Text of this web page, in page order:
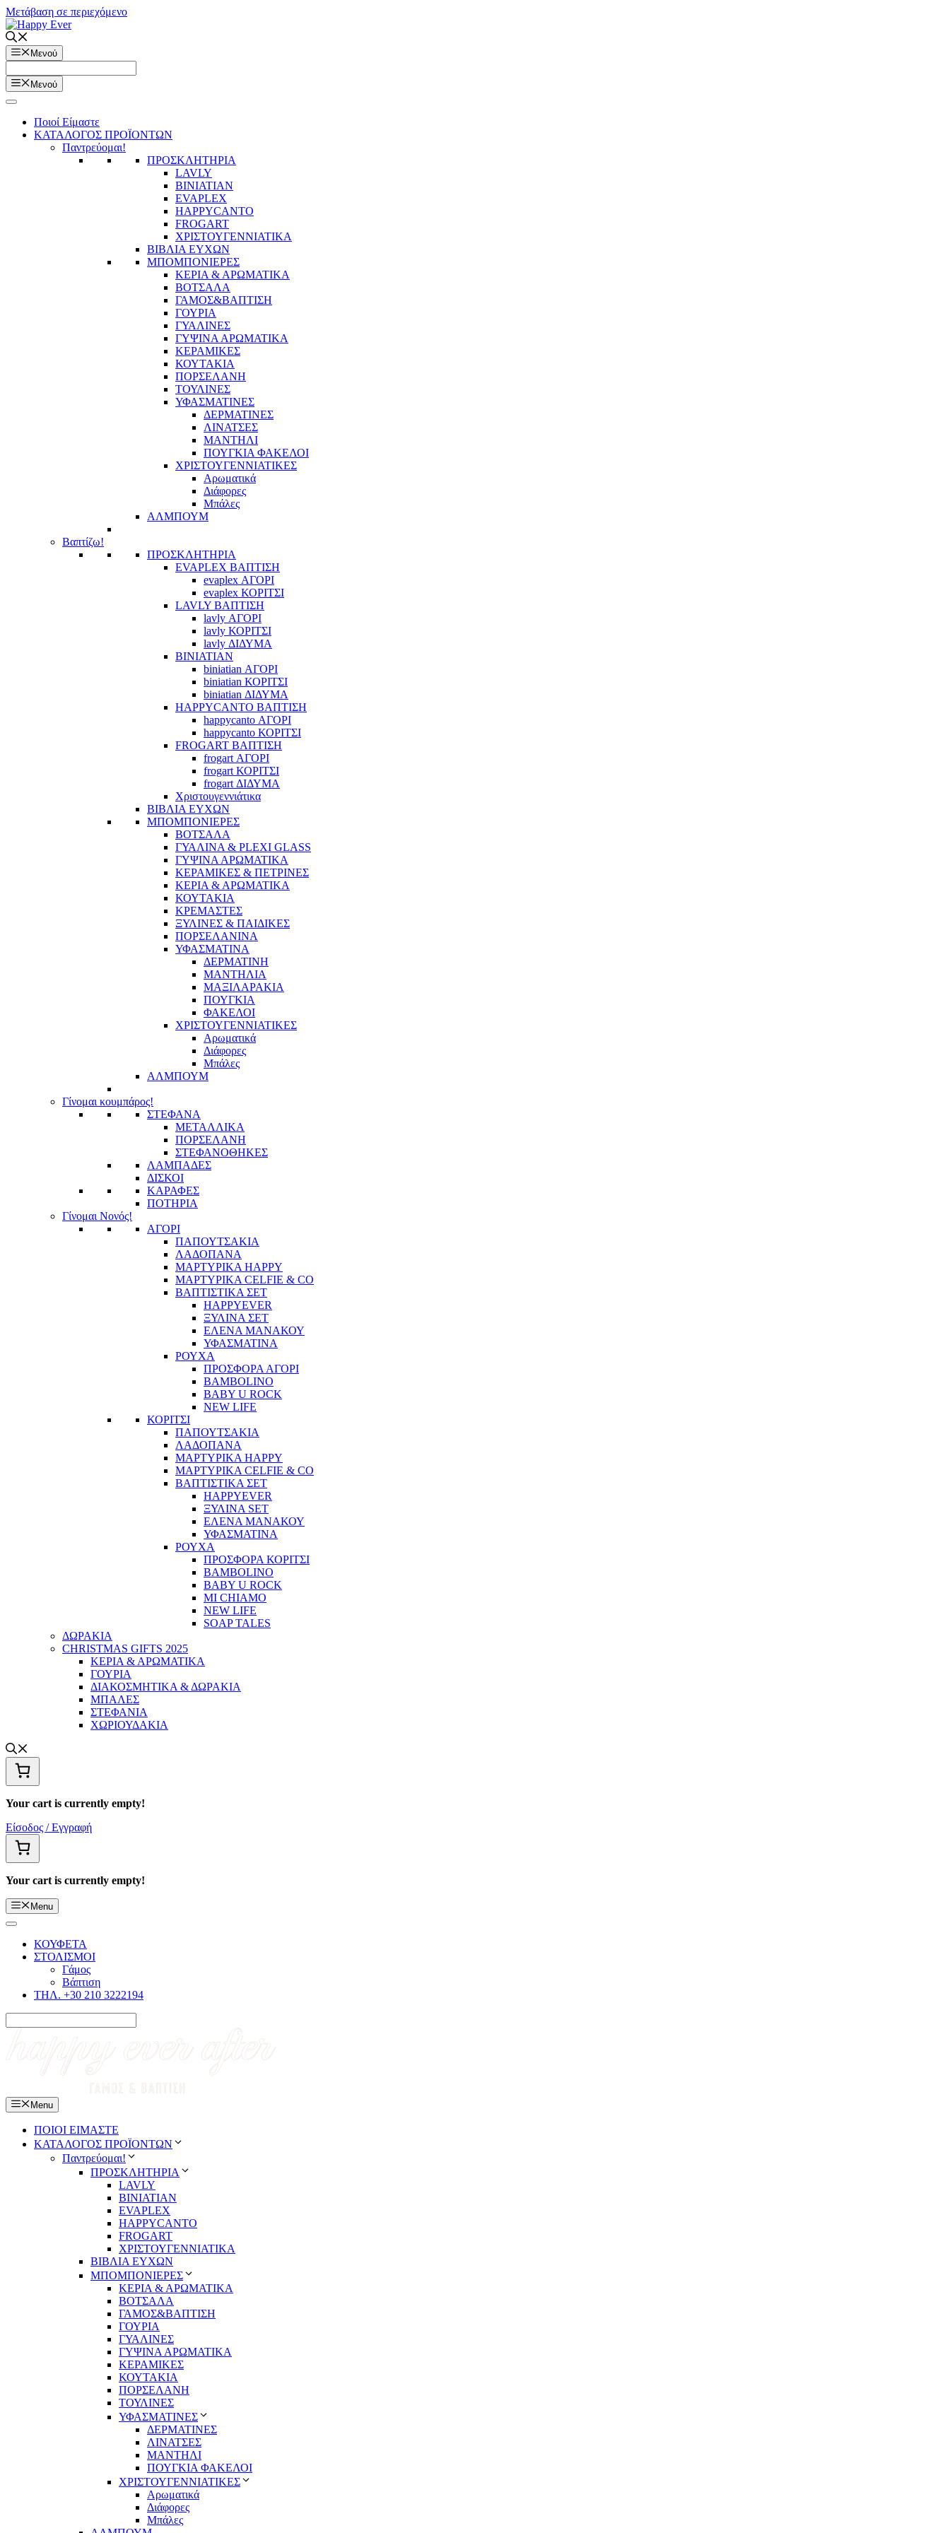
Μετάβαση σε περιεχόμενο
Μενού
Μενού
Ποιοί Είμαστε
ΚΑΤΑΛΟΓΟΣ ΠΡΟΪΟΝΤΩΝ
Παντρεύομαι!
ΠΡΟΣΚΛΗΤΗΡΙΑ
LAVLY
BINIATIAN
EVAPLEX
HAPPYCANTO
FROGART
ΧΡΙΣΤΟΥΓΕΝΝΙΑΤΙΚΑ
ΒΙΒΛΙΑ ΕΥΧΩΝ
ΜΠΟΜΠΟΝΙΕΡΕΣ
ΚΕΡΙΑ & ΑΡΩΜΑΤΙΚΑ
ΒΟΤΣΑΛΑ
ΓΑΜΟΣ&ΒΑΠΤΙΣΗ
ΓΟΥΡΙΑ
ΓΥΑΛΙΝΕΣ
ΓΥΨΙΝΑ ΑΡΩΜΑΤΙΚΑ
ΚΕΡΑΜΙΚΕΣ
ΚΟΥΤΑΚΙΑ
ΠΟΡΣΕΛΑΝΗ
ΤΟΥΛΙΝΕΣ
ΥΦΑΣΜΑΤΙΝΕΣ
ΔΕΡΜΑΤΙΝΕΣ
ΛΙΝΑΤΣΕΣ
ΜΑΝΤΗΛΙ
ΠΟΥΓΚΙΑ ΦΑΚΕΛΟΙ
ΧΡΙΣΤΟΥΓΕΝΝΙΑΤΙΚΕΣ
Αρωματικά
Διάφορες
Μπάλες
ΑΛΜΠΟΥΜ
Βαπτίζω!
ΠΡΟΣΚΛΗΤΗΡΙΑ
EVAPLEX ΒΑΠΤΙΣΗ
evaplex ΑΓΟΡΙ
evaplex ΚΟΡΙΤΣΙ
LAVLY ΒΑΠΤΙΣΗ
lavly ΑΓΟΡΙ
lavly ΚΟΡΙΤΣΙ
lavly ΔΙΔΥΜΑ
BINIATIAN
biniatian ΑΓΟΡΙ
biniatian ΚΟΡΙΤΣΙ
biniatian ΔΙΔΥΜΑ
HAPPYCANTO ΒΑΠΤΙΣΗ
happycanto ΑΓΟΡΙ
happycanto ΚΟΡΙΤΣΙ
FROGART ΒΑΠΤΙΣΗ
frogart ΑΓΟΡΙ
frogart ΚΟΡΙΤΣΙ
frogart ΔΙΔΥΜΑ
Χριστουγεννιάτικα
ΒΙΒΛΙΑ ΕΥΧΩΝ
ΜΠΟΜΠΟΝΙΕΡΕΣ
ΒΟΤΣΑΛΑ
ΓΥΑΛΙΝΑ & PLEXI GLASS
ΓΥΨΙΝΑ ΑΡΩΜΑΤΙΚΑ
ΚΕΡΑΜΙΚΕΣ & ΠΕΤΡΙΝΕΣ
ΚΕΡΙΑ & ΑΡΩΜΑΤΙΚΑ
ΚΟΥΤΑΚΙΑ
ΚΡΕΜΑΣΤΕΣ
ΞΥΛΙΝΕΣ & ΠΑΙΔΙΚΕΣ
ΠΟΡΣΕΛΑΝΙΝΑ
ΥΦΑΣΜΑΤΙΝA
ΔΕΡΜΑΤΙΝΗ
ΜΑΝΤΗΛΙΑ
ΜΑΞΙΛΑΡΑΚΙΑ
ΠΟΥΓΚΙΑ
ΦΑΚΕΛΟΙ
ΧΡΙΣΤΟΥΓΕΝΝΙΑΤΙΚΕΣ
Αρωματικά
Διάφορες
Μπάλες
ΑΛΜΠΟΥΜ
Γίνομαι κουμπάρος!
ΣΤΕΦΑΝΑ
ΜΕΤΑΛΛΙΚΑ
ΠΟΡΣΕΛΑΝΗ
ΣΤΕΦΑΝΟΘΗΚΕΣ
ΛΑΜΠΑΔΕΣ
ΔΙΣΚΟΙ
ΚΑΡΑΦΕΣ
ΠΟΤΗΡΙΑ
Γίνομαι Νονός!
ΑΓΟΡΙ
ΠΑΠΟΥΤΣΑΚΙΑ
ΛΑΔΟΠΑΝΑ
ΜΑΡΤΥΡΙΚΑ HAPPY
ΜΑΡΤΥΡΙΚΑ CELFIE & CO
ΒΑΠΤΙΣΤΙΚΑ ΣΕΤ
HAPPYEVER
ΞΥΛΙΝΑ ΣΕΤ
ΕΛΕΝΑ ΜΑΝΑΚΟΥ
ΥΦΑΣΜΑΤΙΝΑ
ΡΟΥΧΑ
ΠΡΟΣΦΟΡΑ ΑΓΟΡΙ
BAMBOLINO
BABY U ROCK
NEW LIFE
ΚΟΡΙΤΣΙ
ΠΑΠΟΥΤΣΑΚΙΑ
ΛΑΔΟΠΑΝΑ
ΜΑΡΤΥΡΙΚΑ HAPPY
ΜΑΡΤΥΡΙΚΑ CELFIE & CO
ΒΑΠΤΙΣΤΙΚΑ ΣΕΤ
HAPPYEVER
ΞΥΛΙΝΑ SET
ΕΛΕΝΑ ΜΑΝΑΚΟΥ
ΥΦΑΣΜΑΤΙΝΑ
ΡΟΥΧΑ
ΠΡΟΣΦΟΡΑ ΚΟΡΙΤΣΙ
BAMBOLINO
BABY U ROCK
MI CHIAMO
NEW LIFE
SOAP TALES
ΔΩΡΑΚΙΑ
CHRISTMAS GIFTS 2025
ΚΕΡΙΑ & ΑΡΩΜΑΤΙΚΑ
ΓΟΥΡΙΑ
ΔΙΑΚΟΣΜΗΤΙΚΑ & ΔΩΡΑΚΙΑ
ΜΠΑΛΕΣ
ΣΤΕΦΑΝΙΑ
ΧΩΡΙΟΥΔΑΚΙΑ
Your cart is currently empty!
Είσοδος / Εγγραφή
Your cart is currently empty!
Menu
ΚΟΥΦΕΤΑ
ΣΤΟΛΙΣΜΟΙ
Γάμος
Βάπτιση
ΤΗΛ. +30 210 3222194
Menu
ΠΟΙΟΙ ΕΙΜΑΣΤΕ
ΚΑΤΑΛΟΓΟΣ ΠΡΟΪΟΝΤΩΝ
Παντρεύομαι!
ΠΡΟΣΚΛΗΤΗΡΙΑ
LAVLY
BINIATIAN
EVAPLEX
HAPPYCANTO
FROGART
ΧΡΙΣΤΟΥΓΕΝΝΙΑΤΙΚΑ
ΒΙΒΛΙΑ ΕΥΧΩΝ
ΜΠΟΜΠΟΝΙΕΡΕΣ
ΚΕΡΙΑ & ΑΡΩΜΑΤΙΚΑ
ΒΟΤΣΑΛΑ
ΓΑΜΟΣ&ΒΑΠΤΙΣΗ
ΓΟΥΡΙΑ
ΓΥΑΛΙΝΕΣ
ΓΥΨΙΝΑ ΑΡΩΜΑΤΙΚΑ
ΚΕΡΑΜΙΚΕΣ
ΚΟΥΤΑΚΙΑ
ΠΟΡΣΕΛΑΝΗ
ΤΟΥΛΙΝΕΣ
ΥΦΑΣΜΑΤΙΝΕΣ
ΔΕΡΜΑΤΙΝΕΣ
ΛΙΝΑΤΣΕΣ
ΜΑΝΤΗΛΙ
ΠΟΥΓΚΙΑ ΦΑΚΕΛΟΙ
ΧΡΙΣΤΟΥΓΕΝΝΙΑΤΙΚΕΣ
Αρωματικά
Διάφορες
Μπάλες